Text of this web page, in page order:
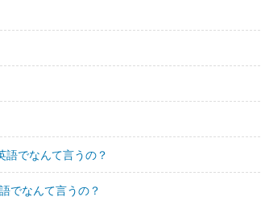
語でなんて言うの？
でなんて言うの？